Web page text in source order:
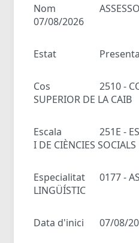
Nom
07/08/2026
Estat
Cos
2510 -
SUPERIOR DE LA CAIB
Escala
251E -
I DE CIÈNCIES SOCIALS
Especialitat
0177 -
LINGÜÍSTIC
Data d'inici 07/08/